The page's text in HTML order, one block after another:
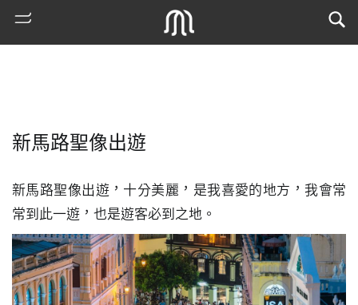
熱
門
搜
新馬路聖像出遊
新馬路聖像出遊，十分美麗，是我喜愛的地方，我會常
常到此一遊，也是遊客必到之地。